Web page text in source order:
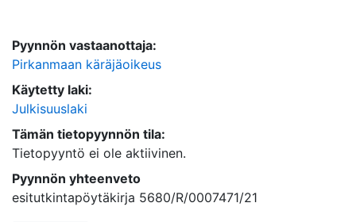
Pyynnön vastaanottaja:
Pirkanmaan käräjäoikeus
Käytetty laki:
Julkisuuslaki
Tämän tietopyynnön tila:
Tietopyyntö ei ole aktiivinen.
Pyynnön yhteenveto
esitutkintapöytäkirja 5680/R/0007471/21